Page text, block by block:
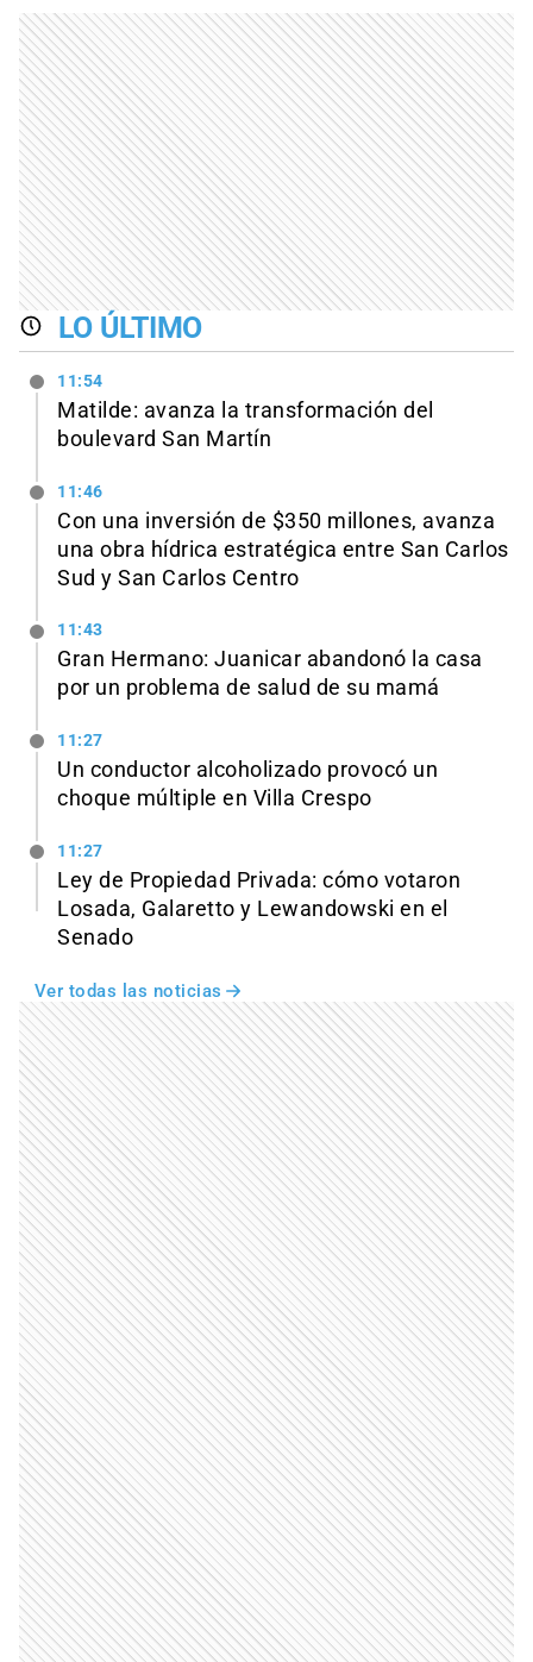
LO ÚLTIMO
11:54
Matilde: avanza la transformación del
boulevard San Martín
11:46
Con una inversión de $350 millones, avanza
una obra hídrica estratégica entre San Carlos
Sud y San Carlos Centro
11:43
Gran Hermano: Juanicar abandonó la casa
por un problema de salud de su mamá
11:27
Un conductor alcoholizado provocó un
choque múltiple en Villa Crespo
11:27
Ley de Propiedad Privada: cómo votaron
Losada, Galaretto y Lewandowski en el
Senado
Ver todas las noticias